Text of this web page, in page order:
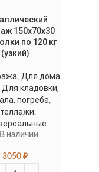
150x70x30
по 120 кг
(узкий)
,Для дома
Для кладовки,
погреба,
,
В наличии
3050₽